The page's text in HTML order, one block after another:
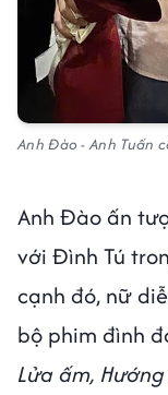
Anh Đào - Anh Tuấn
Anh Đào ấn
với Đình Tú
cạnh đó, nữ
bộ phim đình
Lửa ấm,